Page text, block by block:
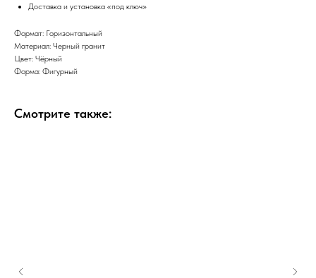
Доставка и установка «под ключ»
Формат: Горизонтальный
Материал: Черный гранит
Цвет: Чёрный
Форма: Фигурный
Смотрите также: